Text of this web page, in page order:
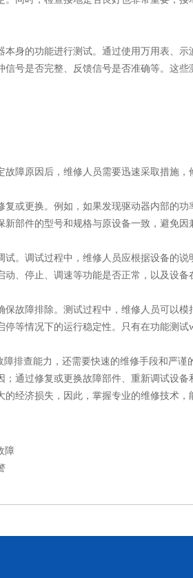
的功能进行测试。通过使用万用表、示
号是否完整、反馈信号是否准确等。这
原因后，维修人员需要迅速采取措施，
更换。例如，如果发现驱动器内部的功
部件的型号和规格与原设备一致，避免因
调试过程中，维修人员应根据设备的说
、停止、调速等功能是否正常，以及设备
障排除。测试过程中，维修人员可以模
等情况下的运行稳定性。只有在功能测试
查能力，还需要快速的维修手段和严谨
通过修复或更换故障部件、重新调试设备
经济损失，因此，掌握专业的维修技术
障